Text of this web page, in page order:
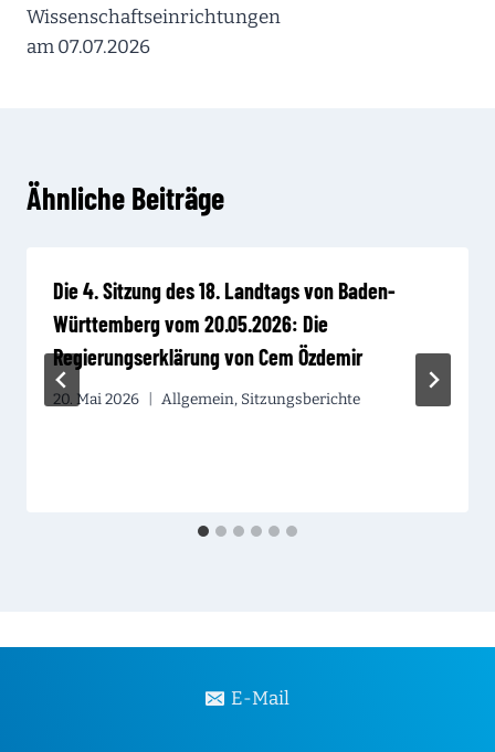
Wissenschaftseinrichtungen
am 07.07.2026
Ähnliche Beiträge
Die 4. Sitzung des 18. Landtags von Baden-
Württemberg vom 20.05.2026: Die
Regierungserklärung von Cem Özdemir
20. Mai 2026 Allgemein, Sitzungsberichte
E-Mail